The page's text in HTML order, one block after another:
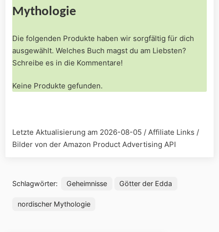
Mythologie
Die folgenden Produkte haben wir sorgfältig für dich
ausgewählt. Welches Buch magst du ⁣am Liebsten?
Schreibe​ es ⁣in die Kommentare!
Keine Produkte gefunden.
Letzte Aktualisierung am 2026-08-05 / Affiliate Links /
Bilder von der Amazon Product Advertising API
Schlagwörter: Geheimnisse Götter der Edda
nordischer Mythologie